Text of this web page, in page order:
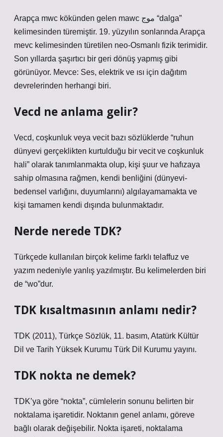
Arapça mwc kökünden gelen mawc موج “dalga”
kelimesinden türemiştir. 19. yüzyılın sonlarında Arapça
mevc kelimesinden türetilen neo-Osmanlı fizik terimidir.
Son yıllarda şaşırtıcı bir geri dönüş yapmış gibi
görünüyor. Mevce: Ses, elektrik ve ısı için dağıtım
devrelerinden herhangi biri.
Vecd ne anlama gelir?
Vecd, coşkunluk veya vecit bazı sözlüklerde “ruhun
dünyevi gerçeklikten kurtulduğu bir vecit ve coşkunluk
hali” olarak tanımlanmakta olup, kişi şuur ve hafızaya
sahip olmasına rağmen, kendi benliğini (dünyevi-
bedensel varlığını, duyumlarını) algılayamamakta ve
kişi tamamen kendi dışında bulunmaktadır.
Nerde nerede TDK?
Türkçede kullanılan birçok kelime farklı telaffuz ve
yazım nedeniyle yanlış yazılmıştır. Bu kelimelerden biri
de “wo”dur.
TDK kısaltmasının anlamı nedir?
TDK (2011), Türkçe Sözlük, 11. basım, Atatürk Kültür
Dil ve Tarih Yüksek Kurumu Türk Dil Kurumu yayını.
TDK nokta ne demek?
TDK’ya göre “nokta”, cümlelerin sonunu belirten bir
noktalama işaretidir. Noktanın genel anlamı, göreve
bağlı olarak değişebilir. Nokta işareti, noktalama